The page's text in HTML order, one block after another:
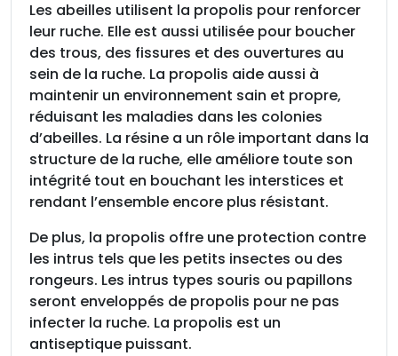
Les abeilles utilisent la propolis pour renforcer
leur ruche. Elle est aussi utilisée pour boucher
des trous, des fissures et des ouvertures au
sein de la ruche. La propolis aide aussi à
maintenir un environnement sain et propre,
réduisant les maladies dans les colonies
d’abeilles. La résine a un rôle important dans la
structure de la ruche, elle améliore toute son
intégrité tout en bouchant les interstices et
rendant l’ensemble encore plus résistant.
De plus, la propolis offre une protection contre
les intrus tels que les petits insectes ou des
rongeurs. Les intrus types souris ou papillons
seront enveloppés de propolis pour ne pas
infecter la ruche. La propolis est un
antiseptique puissant.